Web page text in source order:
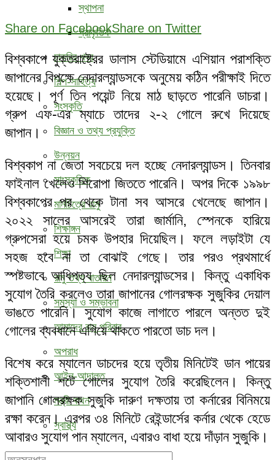
স্থাপনা
প্রাকৃতিক
চাকরির খবর
শিল্প-সাহিত্য
সংস্কৃতি
বিজ্ঞান ও তথ্য প্রযুক্তি
উন্নয়ন
সাংস্কৃতিক
মানচিত্রে রামু
শিক্ষাঙ্গন
শিক্ষা
রামু তথ্য বাতায়ন
সমস্যা ও সম্ভাবনা
আমাদের রামু পরিবার
অপরাধ
আইন-আদালত
মন্ত্রী কথন
স্বাস্থ্য
Share on FacebookShare on Twitter
বিশ্বকাপে যুক্তরাষ্ট্রের ডালাস স্টেডিয়ামে এশিয়ান পরাশক্তি
জাপানের বিপক্ষে নেদারল্যান্ডসকে অনুমেয় কঠিন পরীক্ষাই দিতে
হয়েছে। পূর্ণ তিন পয়েন্ট নিয়ে মাঠ ছাড়তে পারেনি ডাচরা।
গ্রুপ এফ-এর ম্যাচে তাদের ২-২ গোলে রুখে দিয়েছে
জাপান।
বিশ্বকাপ না জেতা সবচেয়ে দল হচ্ছে নেদারল্যান্ডস। তিনবার
ফাইনাল খেলেও শিরোপা জিততে পারেনি। অপর দিকে ১৯৯৮
বিশ্বকাপের পর থেকে টানা সব আসরে খেলেছে জাপান।
২০২২ সালের আসরেই তারা জার্মানি, স্পেনকে হারিয়ে
গ্রুপসেরা হয়ে চমক উপহার দিয়েছিল। ফলে লড়াইটা যে
সহজ হবে না তা বোঝাই গেছে। তার পরও প্রথমার্ধে
স্পষ্টভাবে আধিপত্য ছিল নেদারল্যান্ডসের। কিন্তু একাধিক
সুযোগ তৈরি করলেও তারা জাপানের গোলরক্ষক সুজুকির দেয়াল
ভাঙতে পারেনি। সুযোগ কাজে লাগাতে পারলে অন্তত দুই
গোলের ব্যবধানে এগিয়ে থাকতে পারতো ডাচ দল।
বিশেষ করে ম্যালেন ডাচদের হয়ে তৃতীয় মিনিটেই ডান পায়ের
শক্তিশালী শটে গোলের সুযোগ তৈরি করেছিলেন। কিন্তু
জাপানি গোলরক্ষক সুজুকি দারুণ দক্ষতায় তা কর্নারের বিনিময়ে
রক্ষা করেন। এরপর ৩৪ মিনিটে রেইন্ডার্সের কর্নার থেকে হেডে
আবারও সুযোগ পান ম্যালেন, এবারও বাধা হয়ে দাঁড়ান সুজুকি।